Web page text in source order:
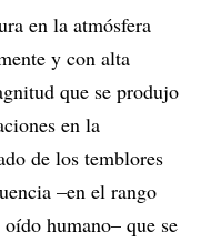
en la atmósfera
y con alta
que se produjo
en la
de los temblores
–en el rango
humano– que se